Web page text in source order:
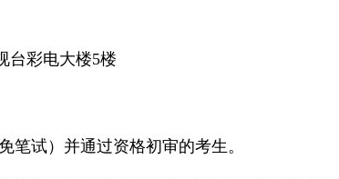
台彩电大楼5楼
笔试）并通过资格初审的考生。